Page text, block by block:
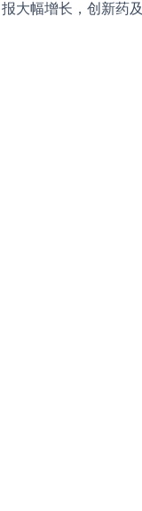
大幅增长，创新药